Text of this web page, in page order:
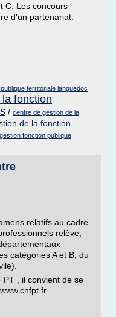
C. Les concours
d'un partenariat.
territoriale languedoc
fonction
/ centre de gestion de la
de la fonction
fonction publique
relatifs au cadre
relève,
catégories A et B, du
, il convient de se